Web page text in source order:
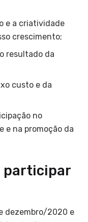
e a criatividade
crescimento;
resultado da
custo e da
no
e na promoção da
participar
dezembro/2020 e